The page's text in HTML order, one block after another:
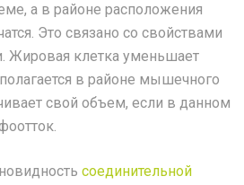
а в районе расположения
Это связано со свойствами
Жировая клетка уменьшает
в районе мышечного
свой объем, если в данном
соединительной